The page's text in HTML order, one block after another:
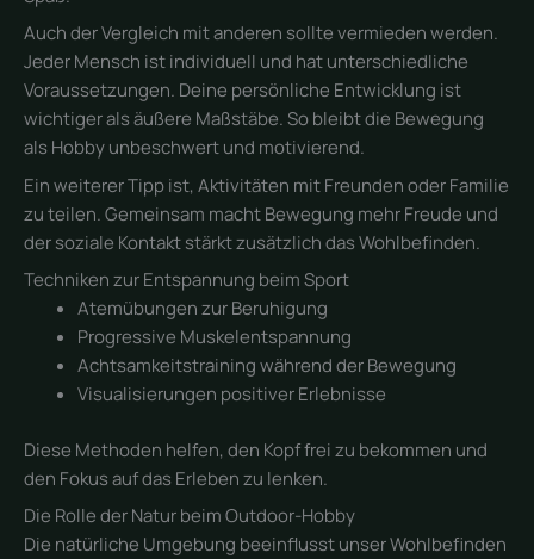
Auch der Vergleich mit anderen sollte vermieden werden.
Jeder Mensch ist individuell und hat unterschiedliche
Voraussetzungen. Deine persönliche Entwicklung ist
wichtiger als äußere Maßstäbe. So bleibt die Bewegung
als Hobby unbeschwert und motivierend.
Ein weiterer Tipp ist, Aktivitäten mit Freunden oder Familie
zu teilen. Gemeinsam macht Bewegung mehr Freude und
der soziale Kontakt stärkt zusätzlich das Wohlbefinden.
Techniken zur Entspannung beim Sport
Atemübungen zur Beruhigung
Progressive Muskelentspannung
Achtsamkeitstraining während der Bewegung
Visualisierungen positiver Erlebnisse
Diese Methoden helfen, den Kopf frei zu bekommen und
den Fokus auf das Erleben zu lenken.
Die Rolle der Natur beim Outdoor-Hobby
Die natürliche Umgebung beeinflusst unser Wohlbefinden